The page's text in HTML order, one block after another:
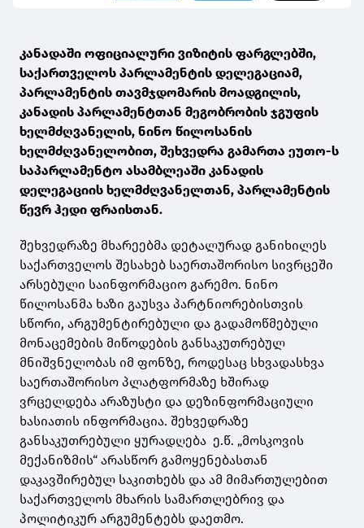
კანადაში ოფიციალური ვიზიტის ფარგლებში,
საქართველოს პარლამენტის დელეგაციამ,
პარლამენტის თავმჯდომარის მოადგილის,
კანადის პარლამენტთან მეგობრობის ჯგუფის
ხელმძღვანელის, ნინო წილოსანის
ხელმძღვანელობით, შეხვედრა გამართა ეუთო-ს
საპარლამენტო ასამბლეაში კანადის
დელეგაციის ხელმძღვანელთან, პარლამენტის
წევრ ჰედი ფრაისთან.
შეხვედრაზე მხარეებმა დეტალურად განიხილეს
საქართველოს შესახებ საერთაშორისო სივრცეში
არსებული საინფორმაციო გარემო. ნინო
წილოსანმა ხაზი გაუსვა პარტნიორებისთვის
სწორი, არგუმენტირებული და გადამოწმებული
მონაცემების მიწოდების განსაკუთრებულ
მნიშვნელობას იმ ფონზე, როდესაც სხვადასხვა
საერთაშორისო პლატფორმაზე ხშირად
ვრცელდება არაზუსტი და დეზინფორმაციული
ხასიათის ინფორმაცია. შეხვედრაზე
განსაკუთრებული ყურადღება ე.წ. „მოსკოვის
მექანიზმის“ არასწორ გამოყენებასთან
დაკავშირებულ საკითხებს და ამ მიმართულებით
საქართველოს მხარის სამართლებრივ და
პოლიტიკურ არგუმენტებს დაეთმო.